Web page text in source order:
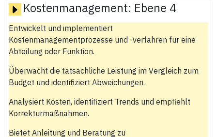
Kostenmanagement: Ebene 4
Entwickelt und implementiert
Kostenmanagementprozesse und -verfahren für eine
Abteilung oder Funktion.
Überwacht die tatsächliche Leistung im Vergleich zum
Budget und identifiziert Abweichungen.
Analysiert Kosten, identifiziert Trends und empfiehlt
Korrekturmaßnahmen.
Bietet Anleitung und Beratung zu